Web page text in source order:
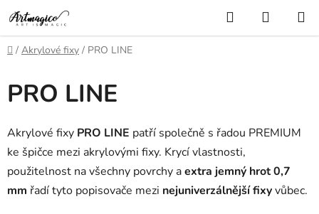
Přejít
na
obsah
Hledat
KOŠÍK
Domů
/ Akrylové fixy / PRO LINE
PRO LINE
Akrylové fixy PRO LINE patří společně s řadou PREMIUM
ke špičce mezi akrylovými fixy. Krycí vlastnosti,
použitelnost na všechny povrchy aextra jemný hrot 0,7
mm řadí tyto popisovače mezi nejuniverzálnější fixyvůbec.